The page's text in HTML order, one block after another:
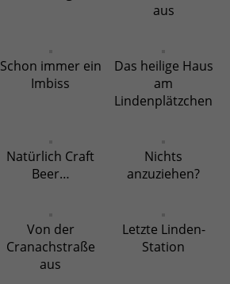
aus
Schon immer ein
Imbiss
Das heilige Haus
am
Lindenplätzchen
Natürlich Craft
Beer…
Nichts
anzuziehen?
Von der
Cranachstraße
aus
Letzte Linden-
Station